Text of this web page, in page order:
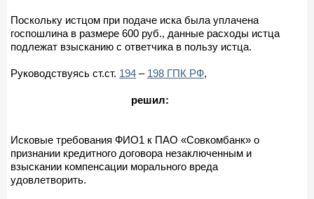
Поскольку истцом при подаче иска была уплачена
госпошлина в размере 600 руб., данные расходы истца
подлежат взысканию с ответчика в пользу истца.
Руководствуясь ст.ст. 194 – 198 ГПК РФ,
решил:
Исковые требования ФИО1 к ПАО «Совкомбанк» о
признании кредитного договора незаключенным и
взыскании компенсации морального вреда
удовлетворить.